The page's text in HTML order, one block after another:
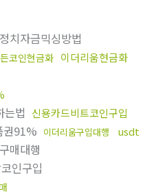
정치자금믹싱방법
코인현금화 이더리움현금화
는법 신용카드비트코인구입
권91% 이더리움구입대행
usdt
매대행
인구입